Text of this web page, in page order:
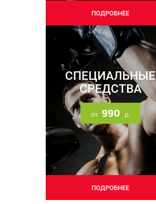
соцсети
ПОДРОБНЕЕ
СПЕЦИАЛЬНЫЕ
СРЕДСТВА
от 990 р.
ПОДРОБНЕЕ